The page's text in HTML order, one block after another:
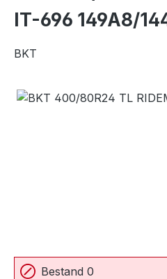
IT-696 149A8/
BKT
Bildergalerie überspringen
Bestand 0